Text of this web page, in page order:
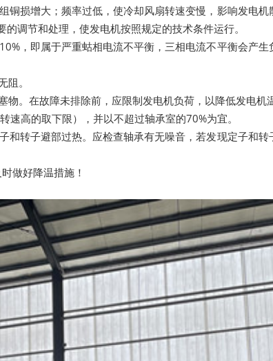
损增大；频率过低，使冷却风扇转速变慢，影响发电机
调节和处理，使发电机按照规定的技术条件运行。
，即属于严重蛄相电流不平衡，三相电流不平衡会产生
。
。在故障未排除前，应限制发电机负荷，以降低发电机
高的取下限），并以不超过轴承室的70%为宜。
转子避部过热。应检查轴承有无噪音，若发现定子和转
做好降温措施！